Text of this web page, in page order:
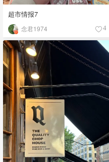
超市情报7
念君1974 4